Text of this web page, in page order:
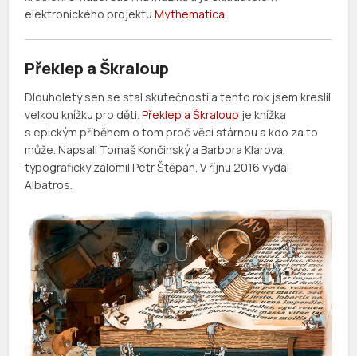
elektronického projektuMythematica.
Překlep a Škraloup
Dlouholetý sen se stal skutečností a tento rok jsem kreslil
velkou knížku pro děti.Překlep a Škraloup je knížka
s epickým příběhem o tom proč věci stárnou a kdo za to
může. Napsali Tomáš Končinský a Barbora Klárová,
typograficky zalomil Petr Štěpán. V říjnu 2016 vydal
Albatros.